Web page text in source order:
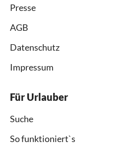
Presse
AGB
Datenschutz
Impressum
Für Urlauber
Suche
So funktioniert`s